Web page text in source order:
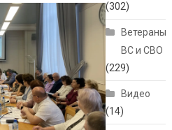
(302)
Ветераны
ВС и СВО
(229)
Видео
(14)